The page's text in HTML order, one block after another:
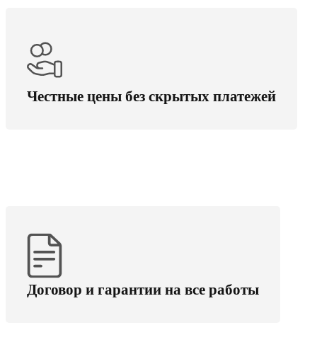
Честные цены без скрытых платежей
Гарантируем цену: считаем под ключ с
доставкой и сборкой. Поставляем точно в срок,
без скрытых переплат.
Договор и гарантии на все работы
Ваши права защищены — договор и гарантии